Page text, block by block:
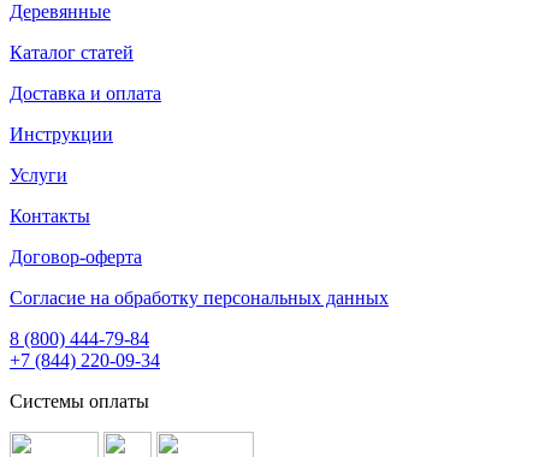
Деревянные
Каталог статей
Доставка и оплата
Инструкции
Услуги
Контакты
Договор-оферта
Согласие на обработку персональных данных
8 (800) 444-79-84
+7 (844) 220-09-34
Системы оплаты